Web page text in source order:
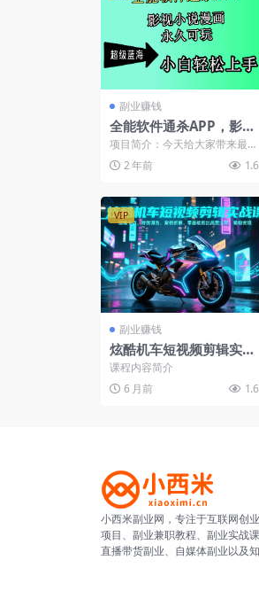
副业赚钱
全能软件通杀APP，影视
小说漫画，轻轻松松月入3
w+，永久可玩，小白轻
上手
项目简介：今天给大家带来最新
项目“全能软件通杀APP，影视小
说漫画，轻轻松松月入...
2 年前
VIP
副业赚钱
炫酷机车短视频剪辑实战
课，运镜卡点、特效调
色、案例拆解，零基础剪
出高赞大片，吸粉变现
课程内容简介
6 月前
小西米副业网，专注于互联网创
项目、副业兼职教程、副业实战
直播带货副业、自媒体副业以及